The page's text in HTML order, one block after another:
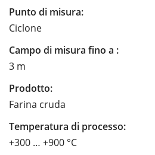
Punto di misura:
Ciclone
Campo di misura fino a :
3 m
Prodotto:
Farina cruda
Temperatura di processo:
+300 … +900 °C